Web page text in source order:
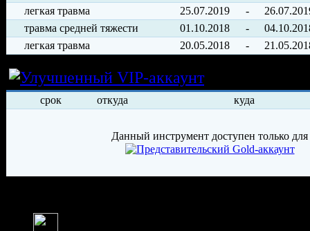
легкая травма
25.07.2019 -
травма средней тяжести
01.10.2018 -
легкая травма
20.05.2018 -
Условия
срок откуда куда
Данный инструмент доступен только для